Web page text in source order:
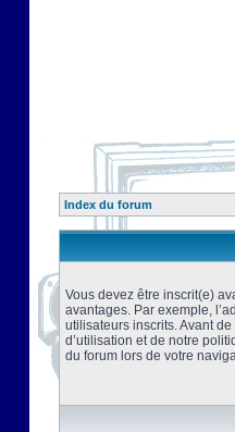
Index du forum
Vous devez être inscrit(e)
avantages. Par exemple,
utilisateurs inscrits. Avant
d’utilisation et de notre
du forum lors de votre